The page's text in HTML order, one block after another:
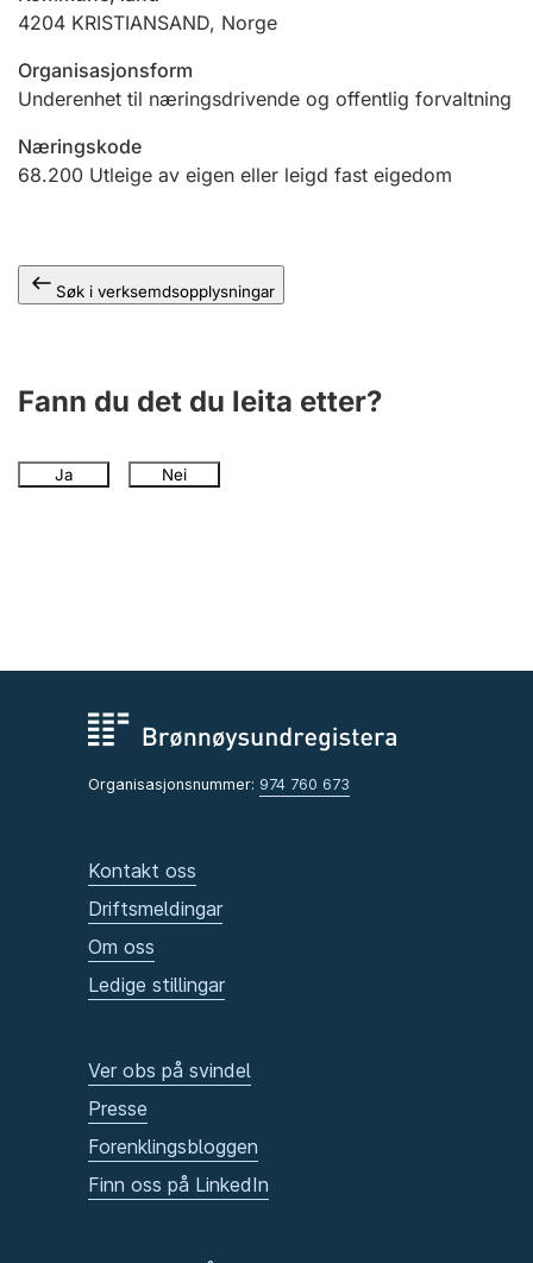
Ektepaktrettleiaren
4204 KRISTIANSAND, Norge
Organisasjonsform
Underenhet til næringsdrivende og offentlig forvaltning
Næringskode
68.200 Utleige av eigen eller leigd fast eigedom
Søk i verksemdsopplysningar
Fann du det du leita etter?
Ja Nei
Organisasjonsnummer: 974 760 673
Kontakt oss
Driftsmeldingar
Om oss
Ledige stillingar
Ver obs på svindel
Presse
Forenklingsbloggen
Finn oss på LinkedIn